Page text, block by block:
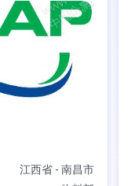
江西省 - 南昌市